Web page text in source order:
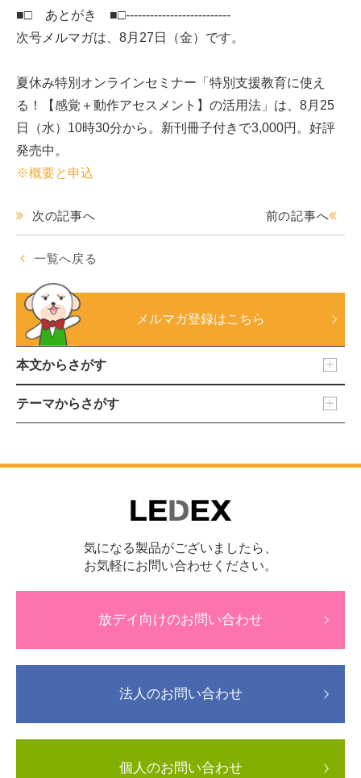
■□ あとがき ■□--------------------------
次号メルマガは、8月27日（金）です。
夏休み特別オンラインセミナー「特別支援教育に使え
る！【感覚＋動作アセスメント】の活用法」は、8月25
日（水）10時30分から。新刊冊子付きで3,000円。好評
発売中。
※概要と申込
前の記事へ
次の記事へ
一覧へ戻る
メルマガ登録はこちら
本文からさがす
テーマからさがす
気になる製品がございましたら、
お気軽にお問い合わせください。
放デイ向けのお問い合わせ
法人のお問い合わせ
個人のお問い合わせ